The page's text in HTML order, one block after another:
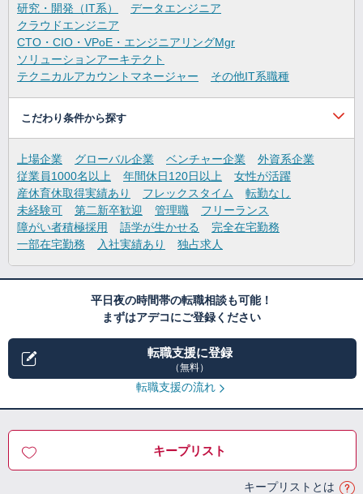
研究・開発（IT系）
データエンジニア
クラウドエンジニア
CTO・CIO・VPoE・エンジニアリングMgr
ソリューションアーキテクト
テクニカルアカウントマネージャー
その他IT系職種
こだわり条件から探す
上場企業 グローバル企業 ベンチャー企業
外資系企業
従業員1000名以上
年間休日120日以上
女性が活躍
産休育休取得実績あり
フレックスタイム
転勤なし
未経験可
第二新卒歓迎 管理職
フリーランス
障がい者積極採用
語学が生かせる
完全在宅勤務
一部在宅勤務
入社実績あり 独占求人
平日夜の時間帯の転職相談も可能！
まずはアデコにご登録ください
転職支援に登録
（無料）
転職支援の流れ
キープリスト
キープリストとは